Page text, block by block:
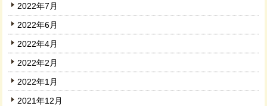
2022年7月
2022年6月
2022年4月
2022年2月
2022年1月
2021年12月